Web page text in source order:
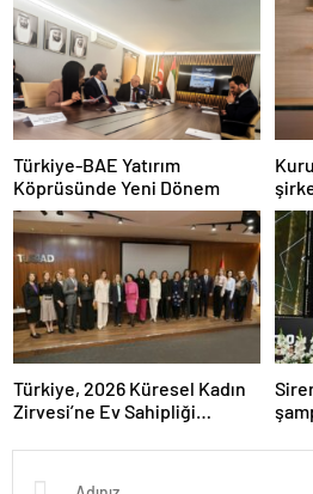
Türkiye-BAE Yatırım
Köprüsünde Yeni Dönem
Türkiye, 2026 Küresel Kadın
Zirvesi’ne Ev Sahipliği